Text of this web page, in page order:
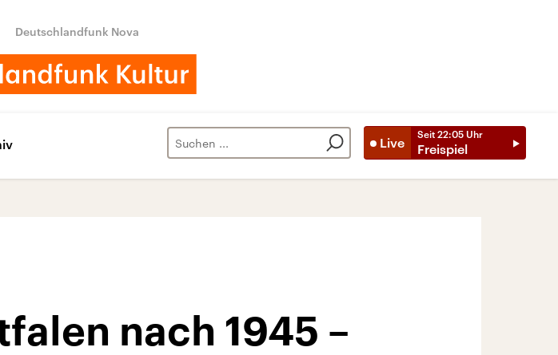
Deutschlandfunk Nova
Live
Seit 22:05 Uhr
Freispiel
nach 1945 –